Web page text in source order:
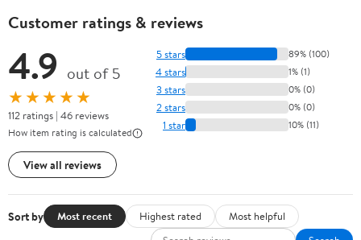
Customer ratings & reviews
4.9 out of 5
★★★★★
112 ratings | 46 reviews
How item rating is calculated
View all reviews
5 stars 89% (100)
4 stars 1% (1)
3 stars 0% (0)
2 stars 0% (0)
1 star 10% (11)
Sort by Most recent Highest rated
Most helpful